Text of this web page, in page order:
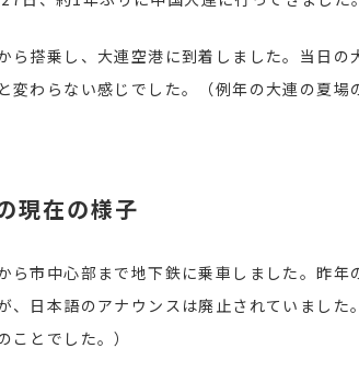
ら搭乗し、大連空港に到着しました。当日
変わらない感じでした。（例年の大連の夏
現在の様子
ら市中心部まで地下鉄に乗車しました。昨
、日本語のアナウンスは廃止されていまし
ことでした。）